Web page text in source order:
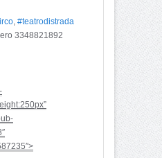
, #teatrodistrada
3348821892